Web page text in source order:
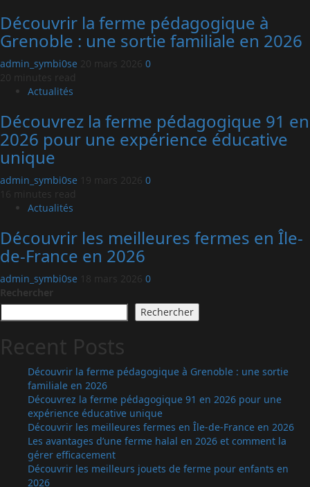
Découvrir la ferme pédagogique à
Grenoble : une sortie familiale en 2026
admin_symbi0se 20 mars 2026 0
20 minutes read
Actualités
Découvrez la ferme pédagogique 91 en
2026 pour une expérience éducative
unique
admin_symbi0se 19 mars 2026 0
16 minutes read
Actualités
Découvrir les meilleures fermes en Île-
de-France en 2026
admin_symbi0se 18 mars 2026 0
Rechercher
Rechercher
Recent Posts
Découvrir la ferme pédagogique à Grenoble : une sortie
familiale en 2026
Découvrez la ferme pédagogique 91 en 2026 pour une
expérience éducative unique
Découvrir les meilleures fermes en Île-de-France en 2026
Les avantages d’une ferme halal en 2026 et comment la
gérer efficacement
Découvrir les meilleurs jouets de ferme pour enfants en
2026